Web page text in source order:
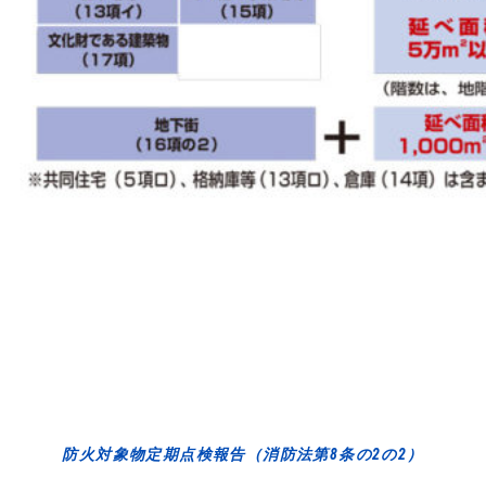
防火対象物定期点検報告（消防法第8条の2の2）